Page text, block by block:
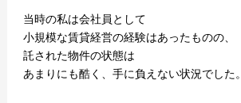
当時の私は会社員として
小規模な賃貸経営の経験はあったものの、
託された物件の状態は
あまりにも酷く、手に負えない状況でした。